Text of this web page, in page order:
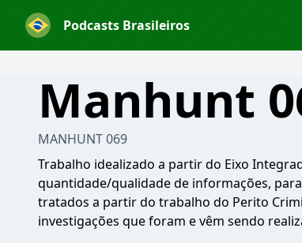
Podcasts Brasileiros
Manhunt
MANHUNT 069
Trabalho idealizado a partir do Eixo
quantidade/qualidade de informações,
tratados a partir do trabalho do Perito
investigações que foram e vêm sendo